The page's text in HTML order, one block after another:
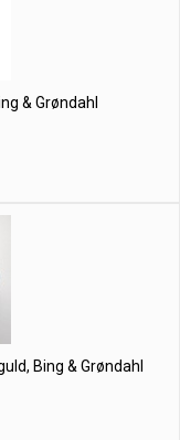
& Grøndahl
Bing & Grøndahl